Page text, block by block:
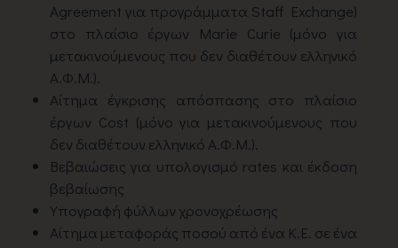
Agreement για προγράμματα Staff Exchange)
στο πλαίσιο έργων Marie Curie (μόνο για
μετακινούμενους που δεν διαθέτουν ελληνικό
Α.Φ.Μ.).
Αίτημα έγκρισης απόσπασης στο πλαίσιο
έργων Cost (μόνο για μετακινούμενους που
δεν διαθέτουν ελληνικό Α.Φ.Μ.).
Βεβαιώσεις για υπολογισμό rates και έκδοση
βεβαίωσης
Υπογραφή φύλλων χρονοχρέωσης
Αίτημα μεταφοράς ποσού από ένα Κ.Ε. σε ένα